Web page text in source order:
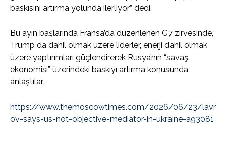
baskısını artırma yolunda ilerliyor” dedi.
Bu ayın başlarında Fransa’da düzenlenen G7 zirvesinde,
Trump da dahil olmak üzere liderler, enerji dahil olmak
üzere yaptırımları güçlendirerek Rusya’nın “savaş
ekonomisi” üzerindeki baskıyı artırma konusunda
anlaştılar.
https://www.themoscowtimes.com/2026/06/23/lavr
ov-says-us-not-objective-mediator-in-ukraine-a93081